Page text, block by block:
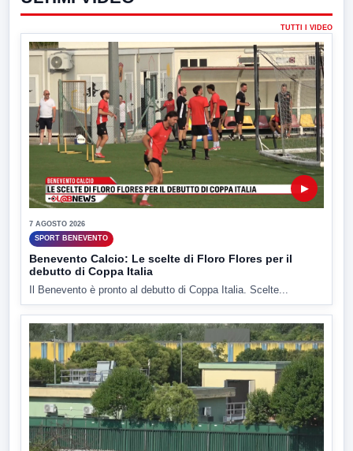
TUTTI I VIDEO
▶
7 AGOSTO 2026
SPORT BENEVENTO
Benevento Calcio: Le scelte di Floro Flores per il
debutto di Coppa Italia
Il Benevento è pronto al debutto di Coppa Italia. Scelte...